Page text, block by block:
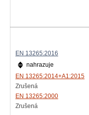
EN 13265:2016
nahrazuje
EN 13265:2014+A1:2015
Zrušená
EN 13265:2000
Zrušená